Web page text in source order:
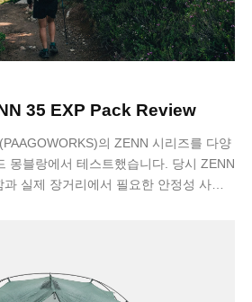
35 EXP Pack Review
의 ZENN 시리즈를 다양
몽블랑에서 테스트했습니다. 당시 ZENN
실제 장거리에서 필요한 안정성 사이